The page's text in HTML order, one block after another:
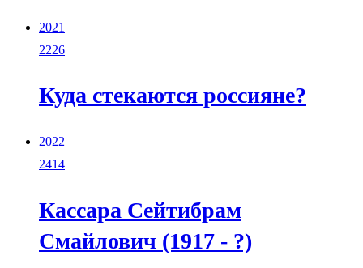
2021
2226
Куда стекаются россияне?
2022
2414
Кассара Сейтибрам
Смайлович (1917 - ?)